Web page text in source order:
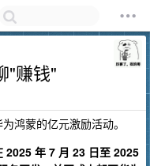
"赚钱"
鸿蒙的亿元激励活动。
2025 年 7 月 23 日至 2025